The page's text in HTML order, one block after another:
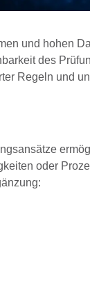
und hohen
des
Regeln und
oder